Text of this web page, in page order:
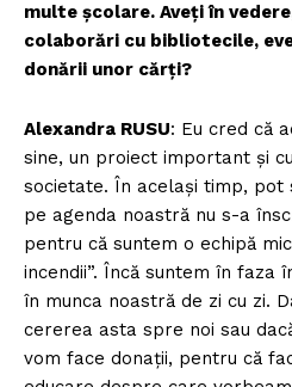
multe şcolare. Aveţi în
colaborări cu bibliotecile,
donării unor cărţi?
Alexandra RUSU: Eu cred că
sine, un proiect important și
societate. În același timp, pot
pe agenda noastră nu s-a
pentru că suntem o echipă
incendii”. Încă suntem în faza
în munca noastră de zi cu zi.
cererea asta spre noi sau
vom face donații, pentru că